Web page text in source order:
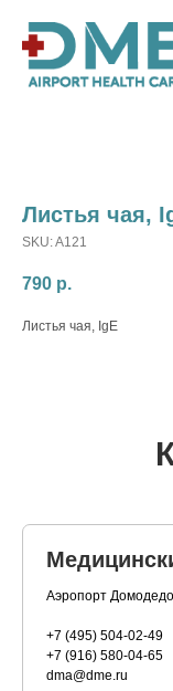
Листья чая,
SKU:A121
790 р.
Листья чая, IgE
Аэропорт
+7 (495) 504-02-49
+7 (916) 580-04-65
dma@dme.ru